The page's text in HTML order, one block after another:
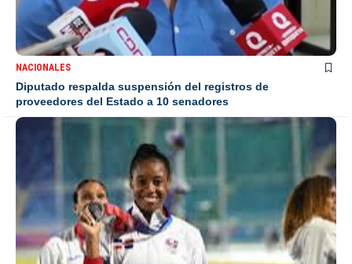
NACIONALES
Diputado respalda suspensión del registros de
proveedores del Estado a 10 senadores